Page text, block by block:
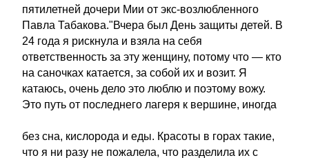
пятилетней дочери Мии от экс-возлюбленного
Павла Табакова."Вчера был День защиты детей. В
24 года я рискнула и взяла на себя
ответственность за эту женщину, потому что — кто
на саночках катается, за собой их и возит. Я
катаюсь, очень дело это люблю и поэтому вожу.
Это путь от последнего лагеря к вершине, иногда
без сна, кислорода и еды. Красоты в горах такие,
что я ни разу не пожалела, что разделила их с